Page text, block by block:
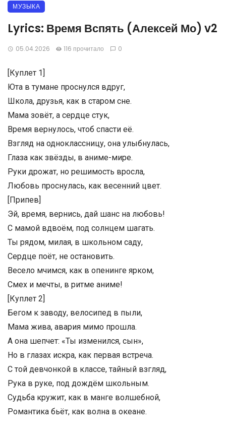
МУЗЫКА
Lyrics: Время Вспять (Алексей Мо) v2
05.04.2026 116 прочитало 0
[Куплет 1]
Юта в тумане проснулся вдруг,
Школа, друзья, как в старом сне.
Мама зовёт, а сердце стук,
Время вернулось, чтоб спасти её.
Взгляд на одноклассницу, она улыбнулась,
Глаза как звёзды, в аниме-мире.
Руки дрожат, но решимость вросла,
Любовь проснулась, как весенний цвет.
[Припев]
Эй, время, вернись, дай шанс на любовь!
С мамой вдвоём, под солнцем шагать.
Ты рядом, милая, в школьном саду,
Сердце поёт, не остановить.
Весело мчимся, как в опенинге ярком,
Смех и мечты, в ритме аниме!
[Куплет 2]
Бегом к заводу, велосипед в пыли,
Мама жива, авария мимо прошла.
А она шепчет: «Ты изменился, сын»,
Но в глазах искра, как первая встреча.
С той девчонкой в классе, тайный взгляд,
Рука в руке, под дождём школьным.
Судьба кружит, как в манге волшебной,
Романтика бьёт, как волна в океане.